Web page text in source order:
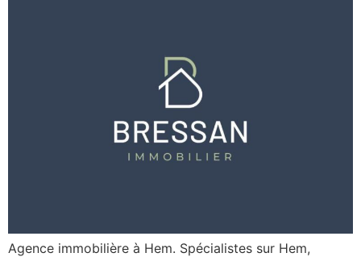
Agence immobilière à Hem. Spécialistes sur Hem,